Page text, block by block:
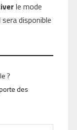
le mode
disponible
?
des